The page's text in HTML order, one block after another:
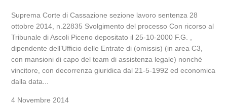
Suprema Corte di Cassazione sezione lavoro sentenza 28
ottobre 2014, n.22835 Svolgimento del processo Con ricorso al
Tribunale di Ascoli Piceno depositato il 25-10-2000 F.G. ,
dipendente dell’Ufficio delle Entrate di (omissis) (in area C3,
con mansioni di capo del team di assistenza legale) nonché
vincitore, con decorrenza giuridica dal 21-5-1992 ed economica
dalla data...
4 Novembre 2014